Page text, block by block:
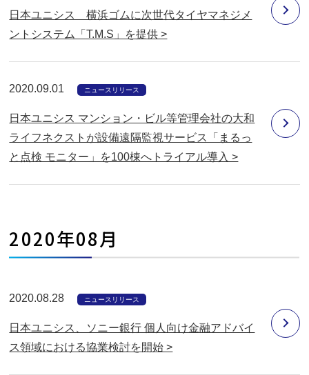
日本ユニシス 横浜ゴムに次世代タイヤマネジメ
ントシステム「T.M.S」を提供 >
2020.09.01 ニュースリリース
日本ユニシス マンション・ビル等管理会社の大和
ライフネクストが設備遠隔監視サービス「まるっ
と点検 モニター」を100棟へトライアル導入 >
2020年08月
2020.08.28 ニュースリリース
日本ユニシス、ソニー銀行 個人向け金融アドバイ
ス領域における協業検討を開始 >